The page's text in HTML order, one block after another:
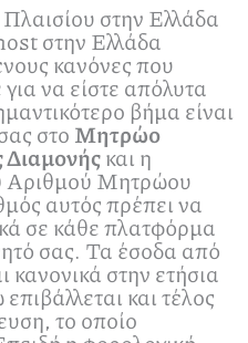
στην Ελλάδα
στην Ελλάδα
κανόνες που
να είστε απόλυτα
βήμα είναι
στο Μητρώο
Διαμονήςκαι η
Αριθμού Μητρώου
αυτός πρέπει να
σε κάθε πλατφόρμα
σας. Τα έσοδα από
κανονικά στην ετήσια
και τέλος
το οποίο